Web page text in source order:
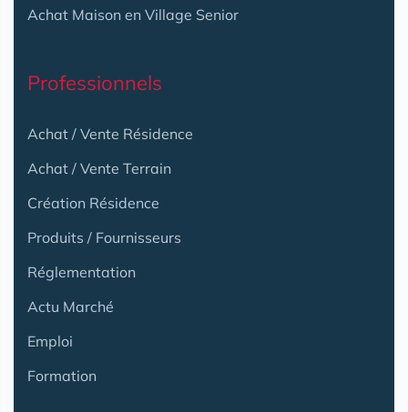
Achat Maison en Village Senior
Professionnels
Achat / Vente Résidence
Achat / Vente Terrain
Création Résidence
Produits / Fournisseurs
Réglementation
Actu Marché
Emploi
Formation